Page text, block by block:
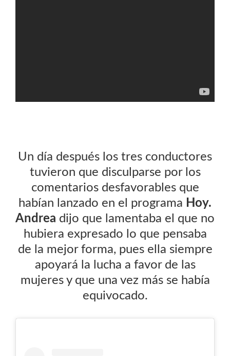
Un día después los tres conductores
tuvieron que disculparse por los
comentarios desfavorables que
habían lanzado en el programa Hoy.
Andrea dijo que lamentaba el que no
hubiera expresado lo que pensaba
de la mejor forma, pues ella siempre
apoyará la lucha a favor de las
mujeres y que una vez más se había
equivocado.